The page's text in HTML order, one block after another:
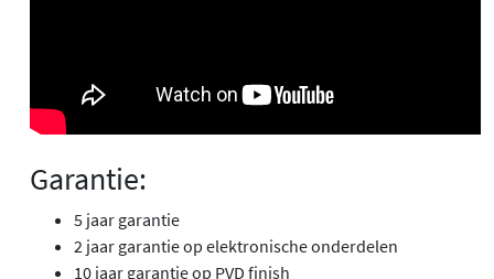
Garantie:
5 jaar garantie
2 jaar garantie op elektronische onderdelen
10 jaar garantie op PVD finish